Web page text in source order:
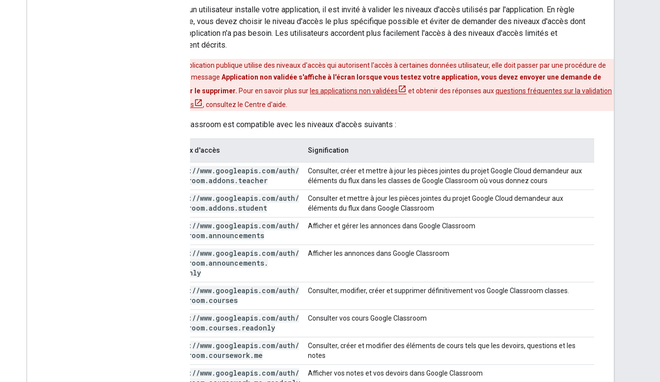
Lorsqu'un utilisateur installe votre application, il est invité à valider les niveaux d'accès utilisés par l'application. En règle
générale, vous devez choisir le niveau d'accès le plus spécifique possible et éviter de demander des niveaux d'accès dont
votre application n'a pas besoin. Les utilisateurs accordent plus facilement l'accès à des niveaux d'accès limités et
clairement décrits.
Si votre application publique utilise des niveaux d'accès qui autorisent l'accès à certaines données utilisateur, elle doit passer par une procédure de
validation. Si le message Application non validée s'affiche à l'écran lorsque vous testez votre application, vous devez envoyer une demande de
validation pour le supprimer. Pour en savoir plus sur les applications non validées et obtenir des réponses auxquestions fréquentes sur la validation
des applications
, consultez le Centre d'aide.
L'API Classroom est compatible avec les niveaux d'accès suivants :
Niveaux d'accès Signification
https: //www. googleapis. com/auth/
classroom.addons. teacher
Consulter, créer et mettre à jour les pièces jointes du projet Google Cloud demandeur aux
éléments du flux dans les classes de Google Classroom où vous donnez cours
https: //www. googleapis. com/auth/
classroom.addons. student
Consulter et mettre à jour les pièces jointes du projet Google Cloud demandeur aux
éléments du flux dans Google Classroom
https: //www. googleapis. com/auth/
classroom.announcements
Afficher et gérer les annonces dans Google Classroom
https: //www. googleapis. com/auth/
classroom.announcements.
readonly
Afficher les annonces dans Google Classroom
https: //www. googleapis. com/auth/
classroom. courses
Consulter, modifier, créer et supprimer définitivement vos Google Classroom classes.
https: //www. googleapis. com/auth/
classroom. courses. readonly
Consulter vos cours Google Classroom
https: //www. googleapis. com/auth/
classroom. coursework. me
Consulter, créer et modifier des éléments de cours tels que les devoirs, questions et les
notes
https: //www. googleapis. com/auth/
Afficher vos notes et vos devoirs dans Google Classroom